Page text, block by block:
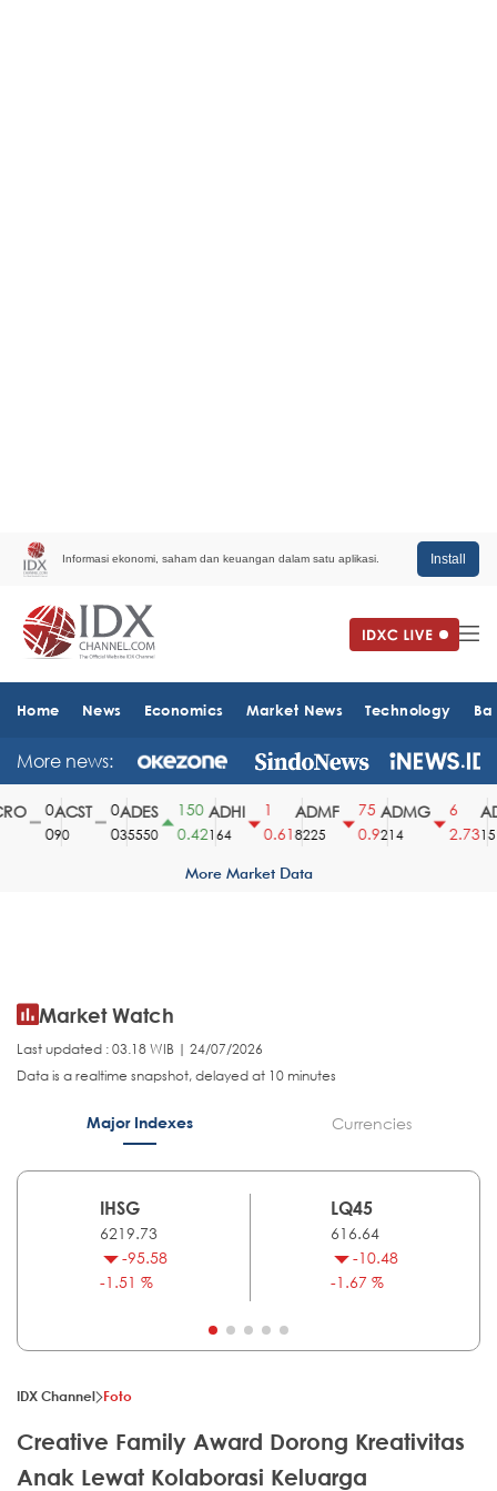
Informasi ekonomi, saham dan keuangan dalam satu aplikasi. Install
Home News Economics Market News Technology
More news:
ACST
90
ADES
35550
150
0.42
ADHI
164
0.61
ADMF
8225
75
0.9
ADMG
214
2.73
More Market Data
Market Watch
Last updated : 03.18 WIB | 24/07/2026
Data is a realtime snapshot, delayed at 10 minutes
Major Indexes Currencies
IHSG
6219.73
-95.58
-1.51 %
LQ45
616.64
-10.48
-1.67 %
IDX Channel Foto
Creative Family Award Dorong Kreativitas
Anak Lewat Kolaborasi Keluarga